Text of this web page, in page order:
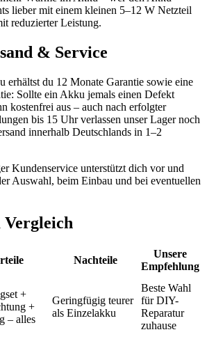
lieber mit einem kleinen 5–12 W Netzteil
reduzierter Leistung.
& Service
erhältst du 12 Monate Garantie sowie eine
Sollte ein Akku jemals einen Defekt
kostenfrei aus – auch nach erfolgter
bis 15 Uhr verlassen unser Lager noch
innerhalb Deutschlands in 1–2
Kundenservice unterstützt dich vor und
Auswahl, beim Einbau und bei eventuellen
Nachteile
Unsere
Empfehlung
+
+
– alles
Geringfügig teurer
als Einzelakku
Beste Wahl
für DIY-
Reparatur
zuhause